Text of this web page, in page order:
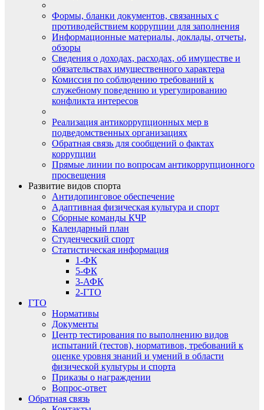
Формы, бланки документов, связанных с
противодействием коррупции для заполнения
Информационные материалы, доклады, отчеты,
обзоры
Сведения о доходах, расходах, об имуществе и
обязательствах имущественного характера
Комиссия по соблюдению требований к
служебному поведению и урегулированию
конфликта интересов
Реализация антикоррупционных мер в
подведомственных организациях
Обратная связь для сообщений о фактах
коррупции
Прямые линии по вопросам антикоррупционного
просвещения
Развитие видов спорта
Антидопинговое обеспечение
Адаптивная физическая культура и спорт
Сборные команды КЧР
Календарный план
Студенческий спорт
Статистическая информация
1-ФК
5-ФК
3-АФК
2-ГТО
ГТО
Нормативы
Документы
Центр тестирования по выполнению видов
испытаний (тестов), нормативов, требований к
оценке уровня знаний и умений в области
физической культуры и спорта
Приказы о награждении
Вопрос-ответ
Обратная связь